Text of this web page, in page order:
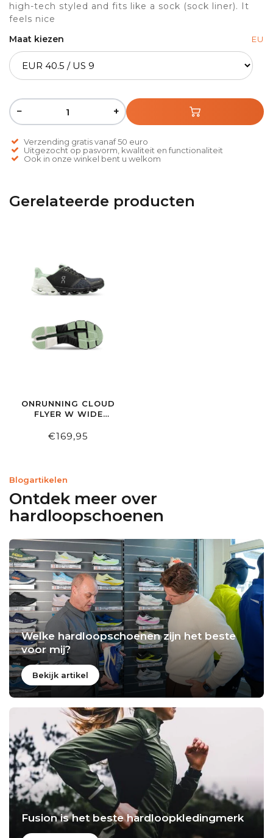
high-tech styled and fits like a sock (sock liner). It
feels nice
Maat kiezen
EU
− +
Verzending gratis vanaf 50 euro
Uitgezocht op pasvorm, kwaliteit en functionaliteit
Ook in onze winkel bent u welkom
Gerelateerde producten
ONRUNNING CLOUD
FLYER W WIDE
BLACK | WHITE
€169,95
Blogartikelen
Ontdek meer over
hardloopschoenen
Welke hardloopschoenen zijn het beste
voor mij?
Bekijk artikel
Fusion is het beste hardloopkledingmerk